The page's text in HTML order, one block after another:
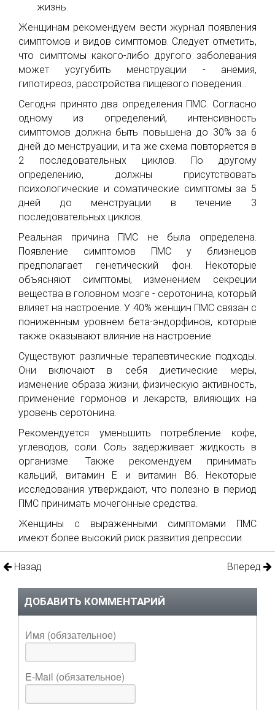
жизнь.
Женщинам рекомендуем вести журнал появления
симптомов и видов симптомов. Следует отметить,
что симптомы какого-либо другого заболевания
может усугубить менструации - анемия,
гипотиреоз, расстройства пищевого поведения…
Сегодня принято два определения ПМС. Согласно
одному из определений, интенсивность
симптомов должна быть повышена до 30% за 6
дней до менструации, и та же схема повторяется в
2 последовательных циклов. По другому
определению, должны присутствовать
психологические и соматические симптомы за 5
дней до менструации в течение 3
последовательных циклов.
Реальная причина ПМС не была определена.
Появление симптомов ПМС у близнецов
предполагает генетический фон. Некоторые
объясняют симптомы, изменением секреции
вещества в головном мозге - серотонина, который
влияет на настроение. У 40% женщин ПМС связан с
пониженным уровнем бета-эндорфинов, которые
также оказывают влияние на настроение.
Существуют различные терапевтические подходы.
Они включают в себя диетические меры,
изменение образа жизни, физическую активность,
применение гормонов и лекарств, влияющих на
уровень серотонина.
Рекомендуется уменьшить потребление кофе,
углеводов, соли. Соль задерживает жидкость в
организме. Также рекомендуем принимать
кальций, витамин Е и витамин В6. Некоторые
исследования утверждают, что полезно в период
ПМС принимать мочегонные средства.
Женщины с выраженными симптомами ПМС
имеют более высокий риск развития депрессии.
Назад Вперед
ДОБАВИТЬ КОММЕНТАРИЙ
Имя (обязательное)
E-Mail (обязательное)